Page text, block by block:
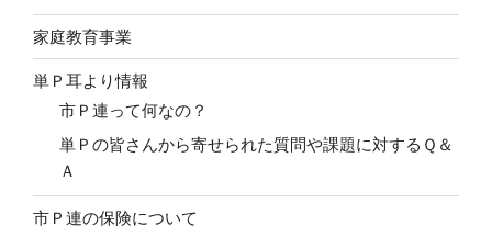
家庭教育事業
単Ｐ耳より情報
市Ｐ連って何なの？
単Ｐの皆さんから寄せられた質問や課題に対するＱ＆
Ａ
市Ｐ連の保険について